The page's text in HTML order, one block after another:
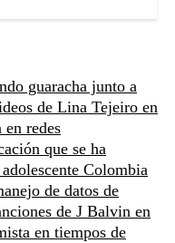
guaracha junto a
de Lina Tejeiro en
redes
que se ha
Colombia
de datos de
de J Balvin en
en tiempos de